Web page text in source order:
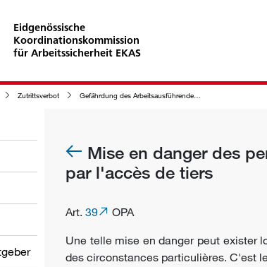
Eidgenössische
Koordinationskommission
für Arbeitssicherheit EKAS
Zutrittsverbot Gefährdung des Arbeitsausführenden durch hinzutretende Dritte
Mise en danger des
par l'accès de tiers
Art. 39
OPA
Une telle mise endangerpeut exister
des circonstances particulières. C'est